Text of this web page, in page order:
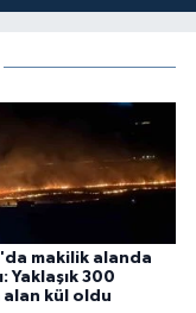
makilik alanda
Yaklaşık 300
alan kül oldu